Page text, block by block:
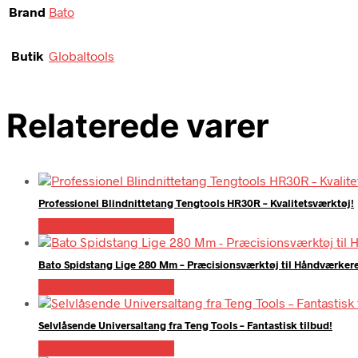
Brand Bato
Butik Globaltools
Relaterede varer
Professionel Blindnittetang Tengtools HR30R – Kvalitetsværktøj!
Bato Spidstang Lige 280 Mm – Præcisionsværktøj til
Selvlåsende Universaltang fra Teng Tools – Fantastisk tilbud!